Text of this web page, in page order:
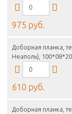
975 руб.
Доборная планка,
Неаполь),
610 руб.
Доборная планка,